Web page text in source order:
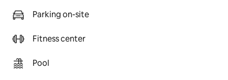
Parking on-site
Fitness center
Pool